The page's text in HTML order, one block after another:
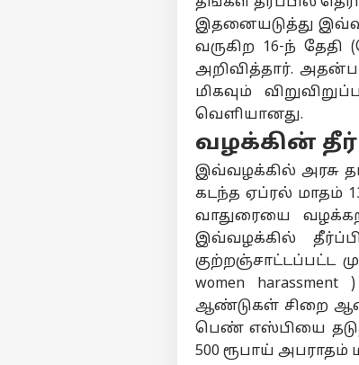
இதனையடுத்து
வருகிற 16-ந்
அறிவித்தார்.
மிகவும்
வெளியானது.
வழக்கின்
இவ்வழக்கில் அரசு
கடந்த ஏப்ரல் மாதம்
வாதுரையை
இவ்வழக்கில்
குற்றஞ்சாட்டப்பட்ட
women
ஆண்டுகள் சிறை
பெண் எஸ்பியை
500 ரூபாய் அபராதம்
Hello Guest
எங்களிடம்
விளம்பரம் செய்ய
சுயவிவரம்
வேலைவாய்ப்புகள்
தொடர்புகொள்ள
கருத்துக்கேட்பு
தனியுரிமை
கொள்கை
LOGIN